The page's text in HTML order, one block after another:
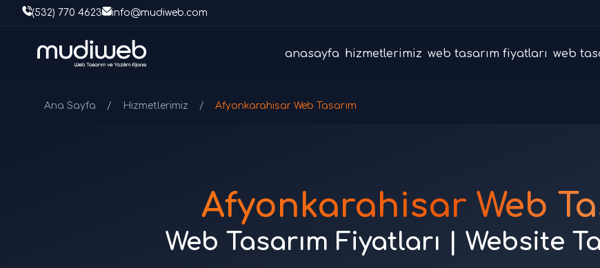
(532) 770 4623 info@mudiweb.com
anasayfa hizmetlerimiz web tasarım fiyatları web
Ana Sayfa / Hizmetlerimiz / Afyonkarahisar Web Tasarım
Afyonkarahisar Web
Web Tasarım Fiyatları | Website